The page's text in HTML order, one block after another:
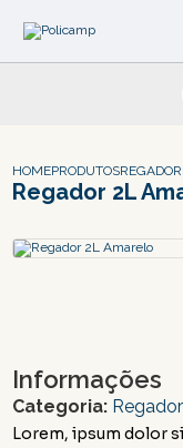
HOMEPRODUTOSREGADOR
Regador 2L
Informações
Categoria: Regador
Lorem, ipsum dolor